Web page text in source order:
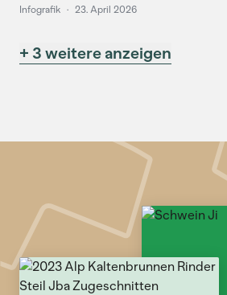
Infografik · 23. April 2026
+ 3 weitere anzeigen